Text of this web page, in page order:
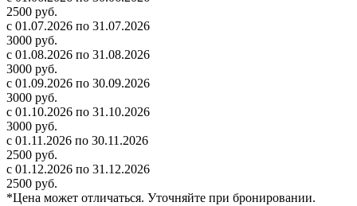
2500 руб.
с 01.07.2026 по 31.07.2026
3000 руб.
с 01.08.2026 по 31.08.2026
3000 руб.
с 01.09.2026 по 30.09.2026
3000 руб.
с 01.10.2026 по 31.10.2026
3000 руб.
с 01.11.2026 по 30.11.2026
2500 руб.
с 01.12.2026 по 31.12.2026
2500 руб.
*Цена может отличаться. Уточняйте при бронировании.